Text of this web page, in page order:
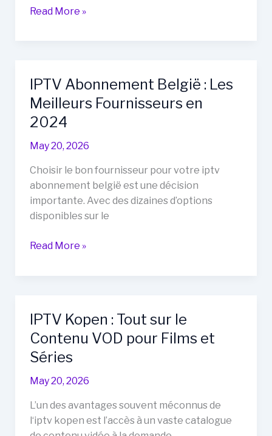
IPTV
Complet
pour
les
Read More »
IPTV Abonnement België : Les
Meilleurs Fournisseurs en
2024
May 20, 2026
Choisir le bon fournisseur pour votre iptv
abonnement belgië est une décision
importante. Avec des dizaines d’options
disponibles sur le
IPTV
Meilleurs
Fournisseurs
en
Read More »
IPTV Kopen : Tout sur le
Contenu VOD pour Films et
Séries
May 20, 2026
L’un des avantages souvent méconnus de
l‘iptv kopen est l’accès à un vaste catalogue